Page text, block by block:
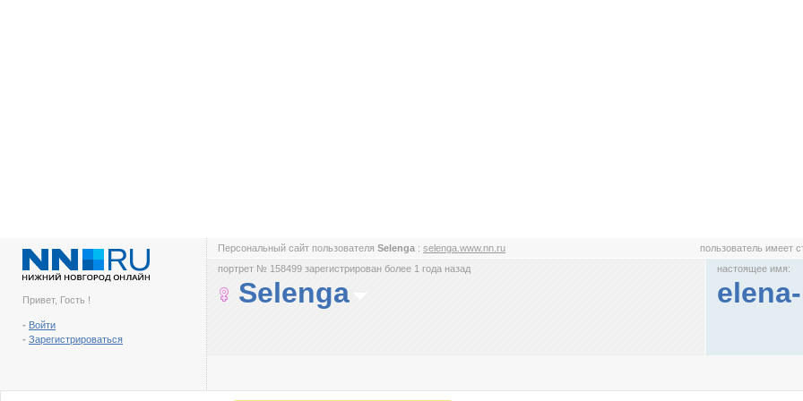
Привет, Гость !
- Войти
- Зарегистрироваться
Персональный сайт пользователя Selenga : selenga.www.nn.ru пользователь имеет
портрет № 158499 зарегистрирован более 1 года назад
Selenga
настоящее имя: